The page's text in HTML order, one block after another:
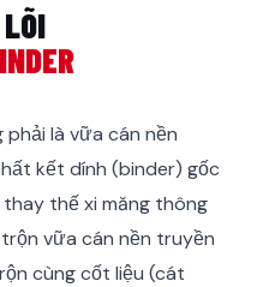
phải là vữa cán nền
kết dính (binder) gốc
thế xi măng thông
vữa cán nền truyền
cùng cốt liệu (cát